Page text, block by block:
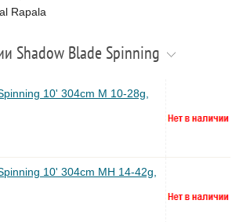
Rapala
Shadow Blade Spinning
10' 304cm M 10-28g,
10' 304cm MH 14-42g,